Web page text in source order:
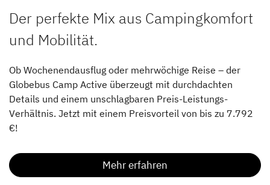
Der perfekte Mix aus Campingkomfort
und Mobilität.
Ob Wochenendausflug oder mehrwöchige Reise – der
Globebus Camp Active überzeugt mit durchdachten
Details und einem unschlagbaren Preis-Leistungs-
Verhältnis. Jetzt mit einem Preisvorteil von bis zu 7.792
€!
Mehr erfahren